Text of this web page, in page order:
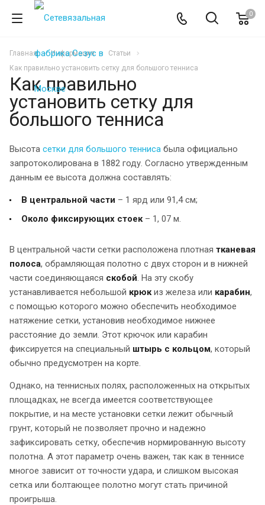
0
Главная Информация
Статьи
Как правильно установить сетку для большого тенниса
Как правильно
установить сетку для
большого тенниса
Высота сетки для большого тенниса была официально
запротоколирована в 1882 году. Согласно утвержденным
данным ее высота должна составлять:
В центральной части – 1 ярд или 91,4 см;
Около фиксирующих стоек– 1, 07 м.
В центральной части сетки расположена плотная тканевая
полоса, обрамляющая полотно с двух сторон и в нижней
части соединяющаяся скобой. На эту скобу
устанавливается небольшой крюкиз железа или карабин,
с помощью которого можно обеспечить необходимое
натяжение сетки, установив необходимое нижнее
расстояние до земли. Этот крючок или карабин
фиксируется на специальный штырь с кольцом, который
обычно предусмотрен на корте.
Однако, на теннисных полях, расположенных на открытых
площадках, не всегда имеется соответствующее
покрытие, и на месте установки сетки лежит обычный
грунт, который не позволяет прочно и надежно
зафиксировать сетку, обеспечив нормированную высоту
полотна. А этот параметр очень важен, так как в теннисе
многое зависит от точности удара, и слишком высокая
сетка или болтающее полотно могут стать причиной
проигрыша.